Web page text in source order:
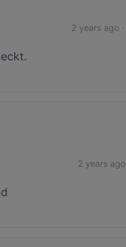
2 years ago ·
2 years ago